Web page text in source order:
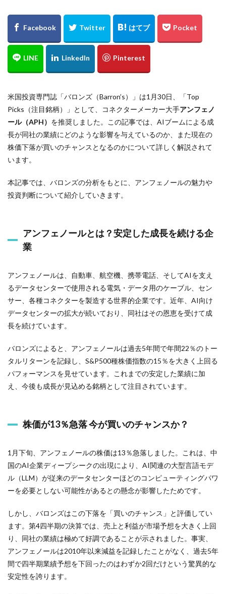
米国投資専門誌「バロンズ（Barron’s）」は1月30日、「Top
Picks（注目銘柄）」として、コネクターメーカー大手アンフェノ
ール（APH） を推奨しました。この記事では、AIブームによる成
長が同社の業績にどのような影響を与えているのか、また現在の
株価下落が買いのチャンスとなるのかについて詳しく解説されて
います。
本記事では、バロンズの分析をもとに、アンフェノールの魅力や
投資判断について紹介していきます。
アンフェノールとは？安定した成長を続ける企
業
アンフェノールは、自動車、航空機、携帯電話、そしてAIを支え
るデータセンターで使用される電気・データ用のケーブル、セン
サー、各種コネクターを製造する世界的企業です。近年、AI向け
データセンターの拡大が続いており、同社はその恩恵を受けて成
長を続けています。
バロンズによると、アンフェノールは過去5年間で年間22％のトー
タルリターンを記録し、S&P500種株価指数の15％を大きく上回る
パフォーマンスを見せています。これまでの安定した業績に加
え、今後も成長が見込める銘柄として注目されています。
株価が13％急落 今が買いのチャンスか？
1月下旬、アンフェノールの株価は13％急落しました。これは、中
国のAI企業ディープシークの出現により、AI関連の大型言語モデ
ル（LLM）が従来のデータセンターほどのコンピューティングパワ
ーを必要としない可能性があるとの懸念が影響したためです。
しかし、バロンズはこの下落を「買いのチャンス」と評価してい
ます。第4四半期の決算では、売上と利益が市場予想を大きく上回
り、同社の業績は極めて好調であることが示されました。事実、
アンフェノールは2010年以来減益を記録したことがなく、過去5年
間で四半期業績予想を下回ったのはわずか2回だけという驚異的な
安定性を誇ります。